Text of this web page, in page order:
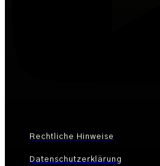
Rechtliche Hinweise
Datenschutzerklärung